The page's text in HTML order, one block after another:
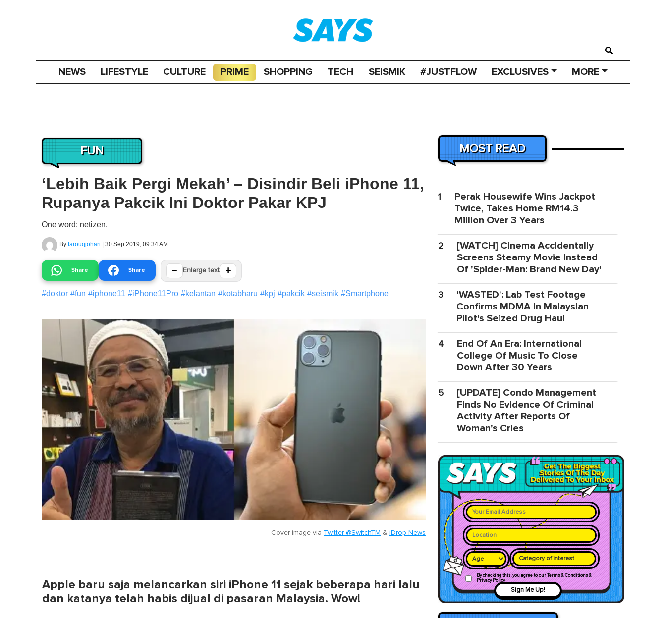
NEWS LIFESTYLE CULTURE PRIME SHOPPING TECH SEISMIK #JUSTFLOW EXCLUSIVES MORE
FUN
‘Lebih Baik Pergi Mekah’ – Disindir Beli iPhone 11,
Rupanya Pakcik Ini Doktor Pakar KPJ
One word: netizen.
By farouqjohari | 30 Sep 2019, 09:34 AM
Share Share − Enlarge text +
#doktor #fun #iphone11 #iPhone11Pro #kelantan #kotabharu #kpj #pakcik #seismik #Smartphone
Cover image via Twitter @SwitchTM & iDrop News
Apple baru saja melancarkan siri iPhone 11 sejak beberapa hari lalu
dan katanya telah habis dijual di pasaran Malaysia. Wow!
MOST READ
1
Perak Housewife Wins Jackpot
Twice, Takes Home RM14.3
Million Over 3 Years
2
[WATCH] Cinema Accidentally
Screens Steamy Movie Instead
Of 'Spider-Man: Brand New Day'
3
'WASTED': Lab Test Footage
Confirms MDMA In Malaysian
Pilot's Seized Drug Haul
4
End Of An Era: International
College Of Music To Close
Down After 30 Years
5
[UPDATE] Condo Management
Finds No Evidence Of Criminal
Activity After Reports Of
Woman's Cries
Category of interest
By checking this, you agree to our Terms & Conditions &
Privacy Policy
Sign Me Up!